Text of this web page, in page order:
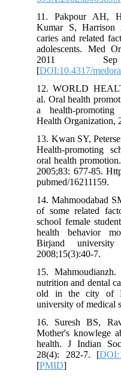
11. Pakpour AH,
Kumar S,
caries and related
adolescents. Med
2011 Sep
[DOI:10.4317/
12. WORLD
al. Oral health
a health-
Health Organization,
13. Kwan SY,
Health-promoting
oral health
2005;83: 677-85.
pubmed/16211159.
14. Mahmoodabad
of some related
school female
health behavior
Birjand
2008;15(3):40-7.
15.
nutrition and dental
old in the city of
university of
16. Suresh BS,
Mother's knowlege
health. J Indian
28(4): 282-7. [
[PMID